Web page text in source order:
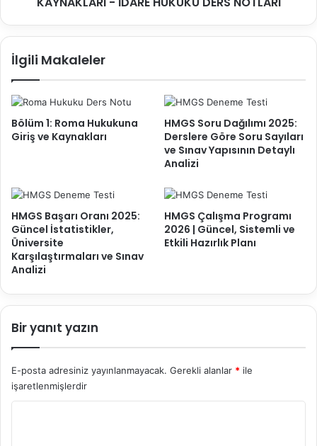
İlgili Makaleler
Bölüm 1: Roma Hukukuna
Giriş ve Kaynakları
HMGS Soru Dağılımı 2025:
Derslere Göre Soru Sayıları
ve Sınav Yapısının Detaylı
Analizi
HMGS Başarı Oranı 2025:
Güncel İstatistikler,
Üniversite
Karşılaştırmaları ve Sınav
Analizi
HMGS Çalışma Programı
2026 | Güncel, Sistemli ve
Etkili Hazırlık Planı
Bir yanıt yazın
E-posta adresiniz yayınlanmayacak. Gerekli alanlar * ile
işaretlenmişlerdir